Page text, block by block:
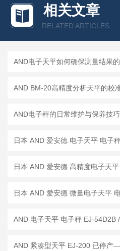
相关文章
RELATED ARTICLES
AND电子秤的日常维护与保养技巧